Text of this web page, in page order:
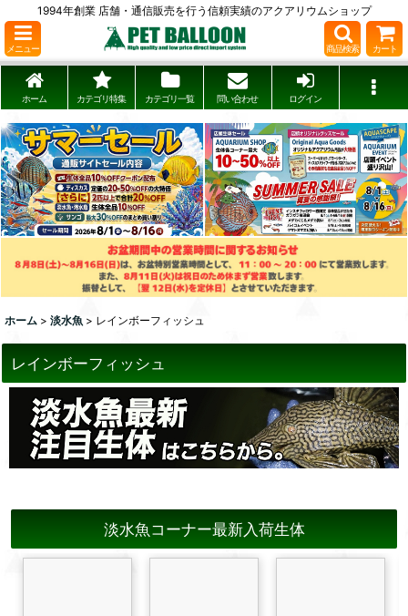
1994年創業 店舗・通信販売を行う信頼実績のアクアリウムショップ
メニュー 商品検索 カート
ホーム カテゴリ特集 カテゴリ一覧 問い合わせ ログイン
ホーム > 淡水魚 > レインボーフィッシュ
レインボーフィッシュ
淡水魚コーナー最新入荷生体